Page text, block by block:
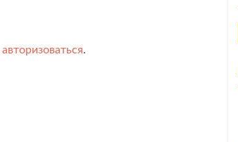
авторизоваться.